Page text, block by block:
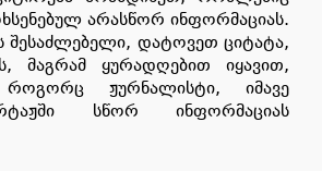
არასწორ ინფორმაციას.
შესაძლებელი, დატოვეთ ციტატა,
მაგრამ ყურადღებით იყავით,
ჟურნალისტი, იმავე
სწორ ინფორმაციას